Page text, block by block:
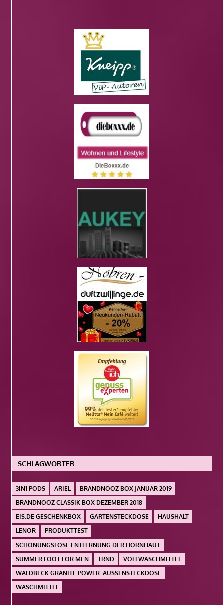
SCHLAGWÖRTER
3IN1 PODS ARIEL
BRANDNOOZ BOX JANUAR 2019
BRANDNOOZ CLASSIK BOX DEZEMBER 2018
EIS.DE GESCHENKBOX
GARTENSTECKDOSE
HAUSHALT
LENOR
PRODUKTTEST
SCHONUNGSLOSE ENTFERNUNG DER HORNHAUT
SUMMER FOOT FOR MEN
TRND
VOLLWASCHMITTEL
WALDBECK GRANITE POWER. AUSSENSTECKDOSE
WASCHMITTEL